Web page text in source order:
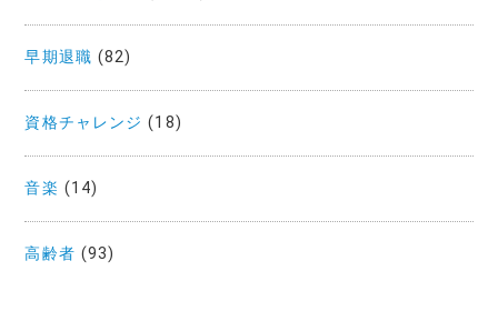
早期退職 (82)
資格チャレンジ (18)
音楽 (14)
高齢者 (93)